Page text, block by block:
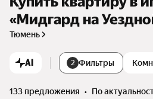
«Мидгард на
Тюмень
AI 2 Фильтры
133 предложения •
по